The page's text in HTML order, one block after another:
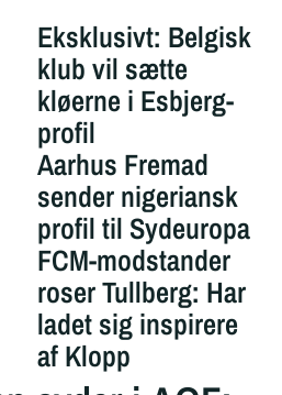
Eksklusivt: Belgisk
klub vil sætte
kløerne i Esbjerg-
profil
Aarhus Fremad
sender nigeriansk
profil til Sydeuropa
FCM-modstander
roser Tullberg: Har
ladet sig inspirere
af Klopp